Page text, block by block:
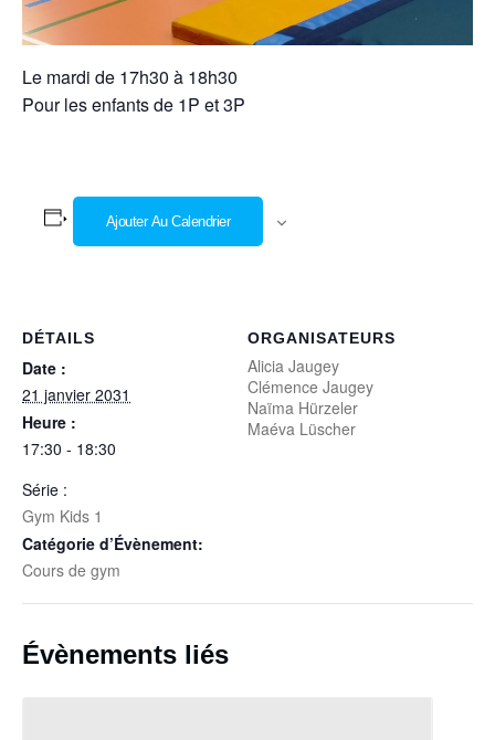
Le mardi de 17h30 à 18h30
Pour les enfants de 1P et 3P
Ajouter Au Calendrier
DÉTAILS
Date :
21 janvier 2031
Heure :
17:30 - 18:30
Série :
Gym Kids 1
Catégorie d’Évènement:
Cours de gym
ORGANISATEURS
Alicia Jaugey
Clémence Jaugey
Naïma Hürzeler
Maéva Lüscher
Évènements liés